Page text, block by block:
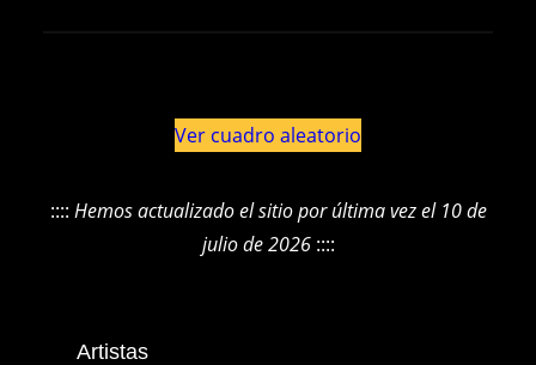
Ver cuadro aleatorio
:::: Hemos actualizado el sitio por última vez el 10 de
julio de 2026::::
Artistas